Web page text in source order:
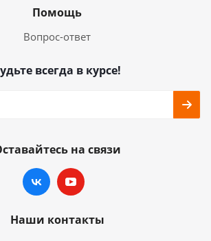
Помощь
Вопрос-ответ
всегда в курсе!
на связи
Наши контакты